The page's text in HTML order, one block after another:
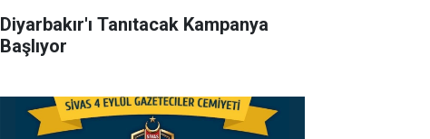
Diyarbakır'ı Tanıtacak Kampanya
Başlıyor